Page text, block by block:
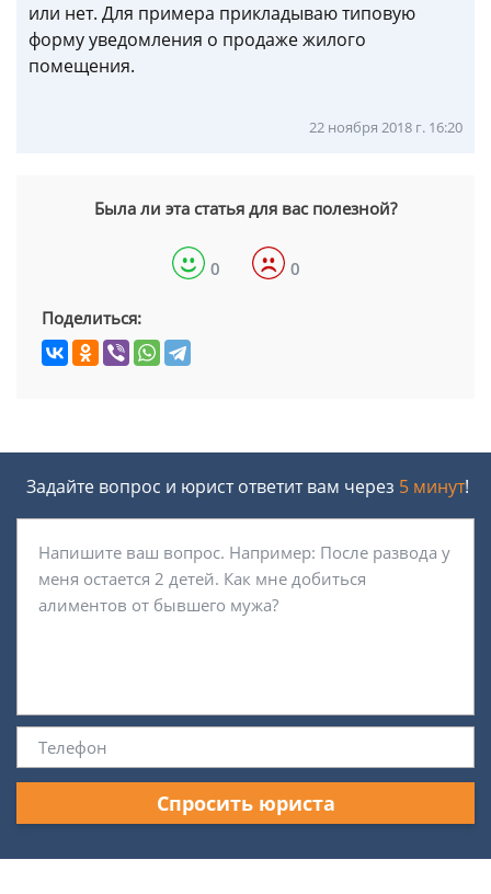
или нет. Для примера прикладываю типовую
форму уведомления о продаже жилого
помещения.
22 ноября 2018 г. 16:20
Была ли эта статья для вас полезной?
0 0
Поделиться:
Задайте вопрос и юрист ответит вам через 5 минут!
Спросить юриста